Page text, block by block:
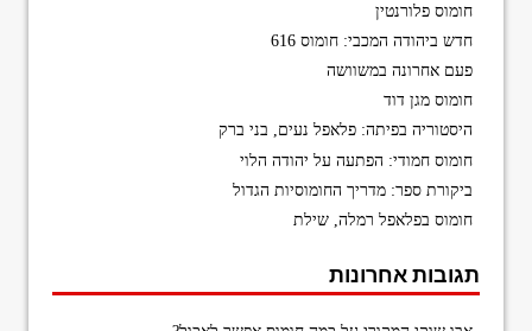
חומוס פלורנטין
חדש ביהודה המכבי: חומוס 616
פעם אחרונה במשוושה
חומוס מגן דוד
היסטוריה בפיתה: פלאפל נעים, בני ברק
חומוס חמודי: הפתעה על יהודה הלוי
ביקורת ספר: מדריך החומוסיות הגדול
חומוס בפלאפל רמלה, שילת
תגובות אחרונות